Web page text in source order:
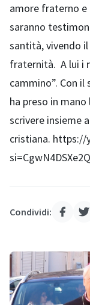
amore fraterno e
saranno
santità, vivendo
fraternità. A lui i
cammino”. Con il
ha preso in
scrivere insieme
cristiana. https://
Condividi: